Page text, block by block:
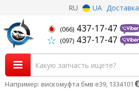
RU UA Доставка
(066) 437-17-47
(097) 437-17-47
Например: вискомуфта бмв е39, 1334101